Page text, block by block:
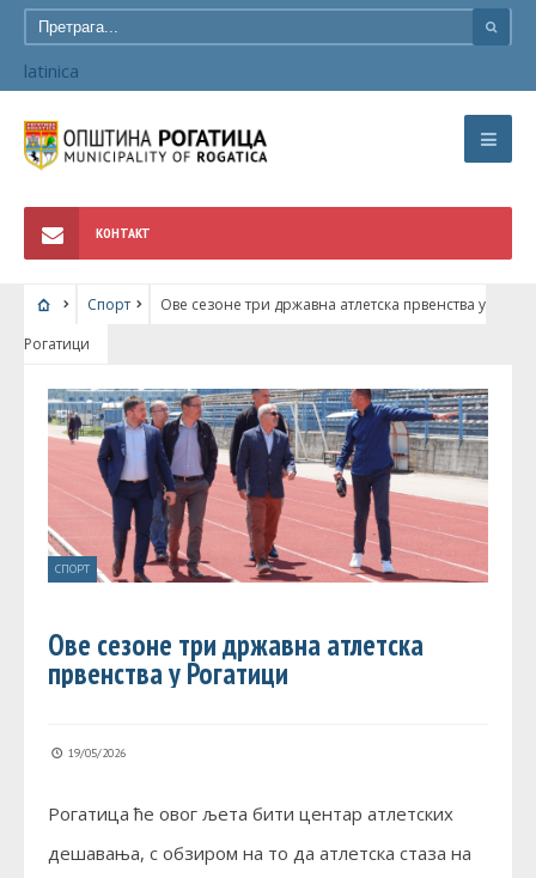
latinica
КОНТАКТ
Спорт
Ове сезоне три државна атлетска првенства у
Рогатици
СПОРТ
Ове сезоне три државна атлетска
првенства у Рогатици
19/05/2026
Рогатица ће овог љета бити центар атлетских
дешавања, с обзиром на то да атлетска стаза на